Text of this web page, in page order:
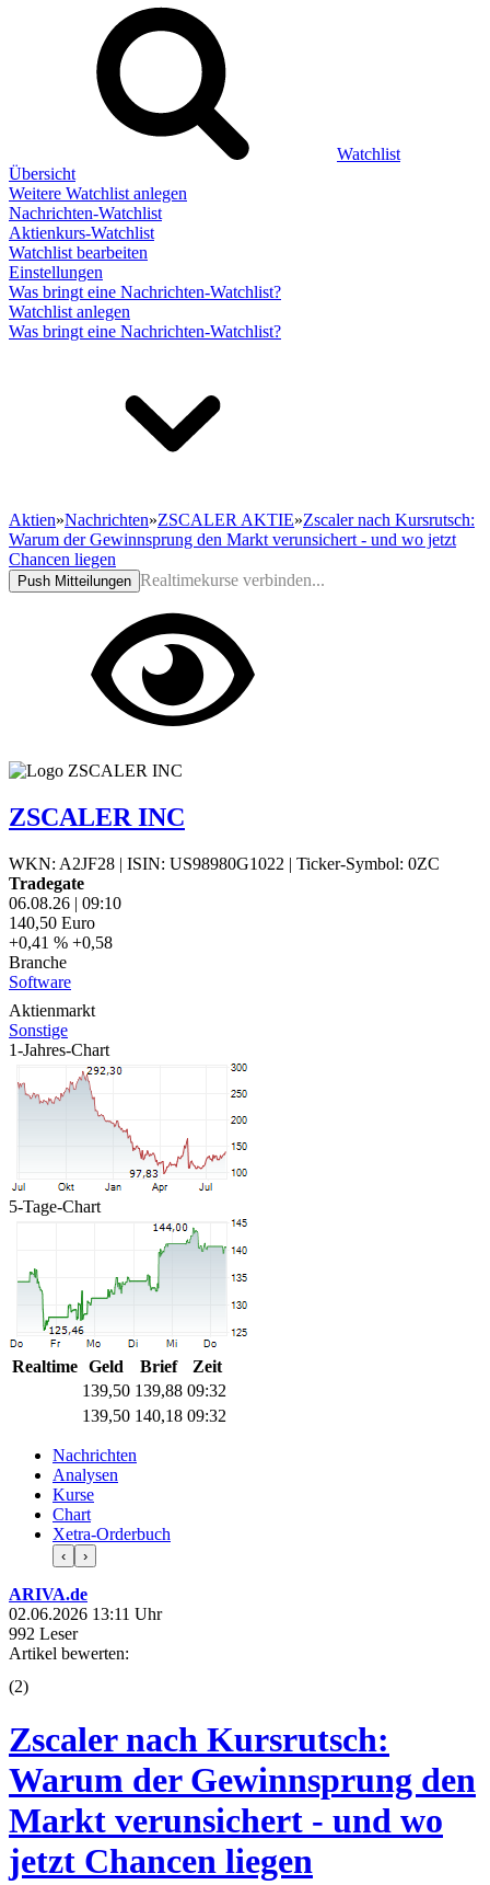
Watchlist
Übersicht
Weitere Watchlist anlegen
Nachrichten-Watchlist
Aktienkurs-Watchlist
Watchlist bearbeiten
Einstellungen
Was bringt eine Nachrichten-Watchlist?
Watchlist anlegen
Was bringt eine Nachrichten-Watchlist?
Aktien»Nachrichten»ZSCALER AKTIE»Zscaler nach Kursrutsch:
Warum der Gewinnsprung den Markt verunsichert - und wo jetzt
Chancen liegen
Push Mitteilungen Realtimekurse verbinden...
ZSCALER INC
WKN: A2JF28 | ISIN: US98980G1022 | Ticker-Symbol: 0ZC
Tradegate
06.08.26 | 09:10
140,50 Euro
+0,41 % +0,58
Branche
Software
Aktienmarkt
Sonstige
1-Jahres-Chart
5-Tage-Chart
Realtime Geld Brief
Zeit
139,50 139,88 09:32
139,50 140,18 09:32
Nachrichten
Analysen
Kurse
Chart
Xetra-Orderbuch
‹ ›
ARIVA.de
02.06.2026 13:11 Uhr
992 Leser
Artikel bewerten:
(2)
Zscaler nach Kursrutsch:
Warum der Gewinnsprung den
Markt verunsichert - und wo
jetzt Chancen liegen